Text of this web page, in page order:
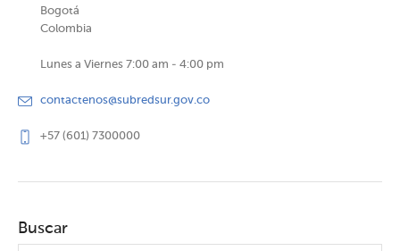
Bogotá
Colombia
Lunes a Viernes 7:00 am - 4:00 pm
contactenos@subredsur.gov.co
+57 (601) 7300000
Buscar